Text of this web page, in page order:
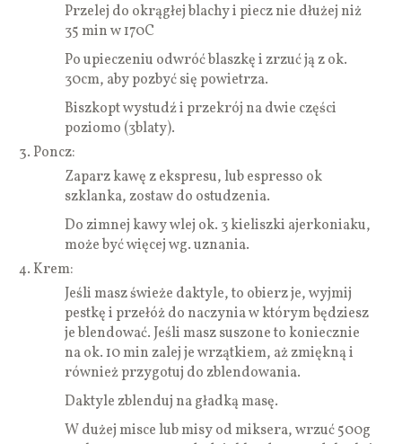
Przelej do okrągłej blachy i piecz nie dłużej niż
35 min w 170C
Po upieczeniu odwróć blaszkę i zrzuć ją z ok.
30cm, aby pozbyć się powietrza.
Biszkopt wystudź i przekrój na dwie części
poziomo (3blaty).
Poncz:
Zaparz kawę z ekspresu, lub espresso ok
szklanka, zostaw do ostudzenia.
Do zimnej kawy wlej ok. 3 kieliszki ajerkoniaku,
może być więcej wg. uznania.
Krem:
Jeśli masz świeże daktyle, to obierz je, wyjmij
pestkę i przełóż do naczynia w którym będziesz
je blendować. Jeśli masz suszone to koniecznie
na ok. 10 min zalej je wrzątkiem, aż zmiękną i
również przygotuj do zblendowania.
Daktyle zblenduj na gładką masę.
W dużej misce lub misy od miksera, wrzuć 500g